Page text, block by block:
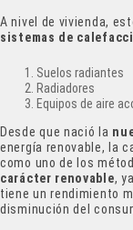
A nivel de vivienda,
sistemas de
Suelos radiantes
Radiadores
Equipos de aire
Desde que nació la
energía renovable, la
como uno de los
carácter renovable,
tiene un rendimiento
disminución del